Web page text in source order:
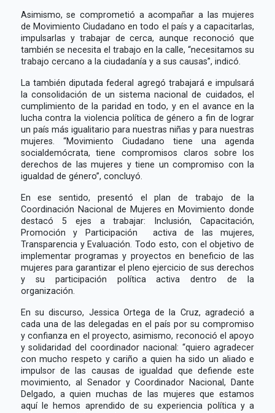
Asimismo, se comprometió a acompañar a las mujeres
de Movimiento Ciudadano en todo el país y a capacitarlas,
impulsarlas y trabajar de cerca, aunque reconoció que
también se necesita el trabajo en la calle, “necesitamos su
trabajo cercano a la ciudadanía y a sus causas”, indicó.
La también diputada federal agregó trabajará e impulsará
la consolidación de un sistema nacional de cuidados, el
cumplimiento de la paridad en todo, y en el avance en la
lucha contra la violencia política de género a fin de lograr
un país más igualitario para nuestras niñas y para nuestras
mujeres. “Movimiento Ciudadano tiene una agenda
socialdemócrata, tiene compromisos claros sobre los
derechos de las mujeres y tiene un compromiso con la
igualdad de género”, concluyó.
En ese sentido, presentó el plan de trabajo de la
Coordinación Nacional de Mujeres en Movimiento donde
destacó 5 ejes a trabajar: Inclusión, Capacitación,
Promoción y Participación activa de las mujeres,
Transparencia y Evaluación. Todo esto, con el objetivo de
implementar programas y proyectos en beneficio de las
mujeres para garantizar el pleno ejercicio de sus derechos
y su participación política activa dentro de la
organización.
En su discurso, Jessica Ortega de la Cruz, agradeció a
cada una de las delegadas en el país por su compromiso
y confianza en el proyecto, asimismo, reconoció el apoyo
y solidaridad del coordinador nacional: “quiero agradecer
con mucho respeto y cariño a quien ha sido un aliado e
impulsor de las causas de igualdad que defiende este
movimiento, al Senador y Coordinador Nacional, Dante
Delgado, a quien muchas de las mujeres que estamos
aquí le hemos aprendido de su experiencia política y a